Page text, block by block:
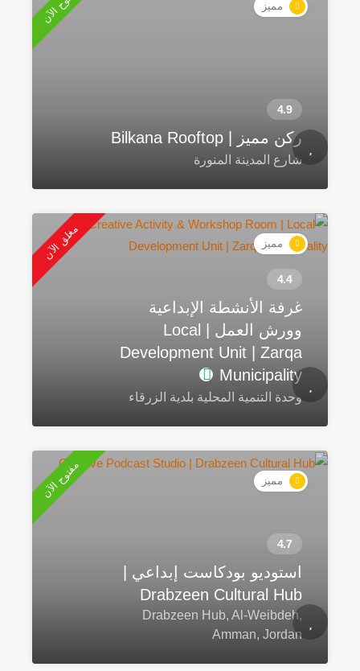
مميز
ركن مميز | Bilkana Rooftop
شارع المدينة المنورة
مميز مغلق الآن
غرفة الأنشطة الإبداعية
وورش العمل | Local
Development Unit | Zarqa
Municipality
وحدة التنمية المحلية بلدية الزرقاء
مميز مفتوح الآن
استوديو بودكاست إبداعي |
Drabzeen Cultural Hub
Drabzeen Hub, Al-Weibdeh,
Amman, Jordan